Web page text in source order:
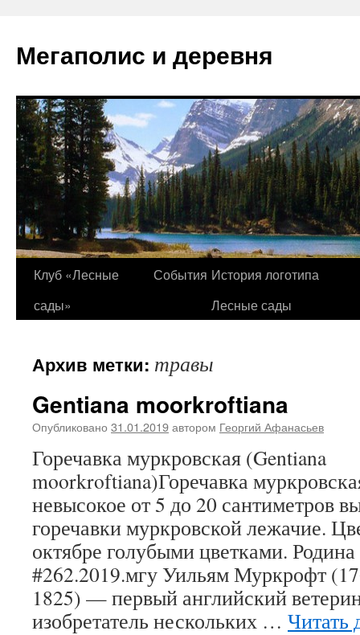
содержимому
Мегаполис и деревня
Клуб «Лесные
сады»
События История логотипа
Лесные сады
Архив метки: травы
Gentiana moorkroftiana
Опубликовано 31.01.2019автором Георгий Афанасьев
Горечавка муркровская (Gentiana
moorkroftiana)Горечавка
невысокое от 5 до 20 сантиметров
горечавки муркровской лежачие.
октябре голубыми цветками.
#262.2019.мгу Уильям Муркрофт
1825) — первый английский
изобретатель нескольких … Читать